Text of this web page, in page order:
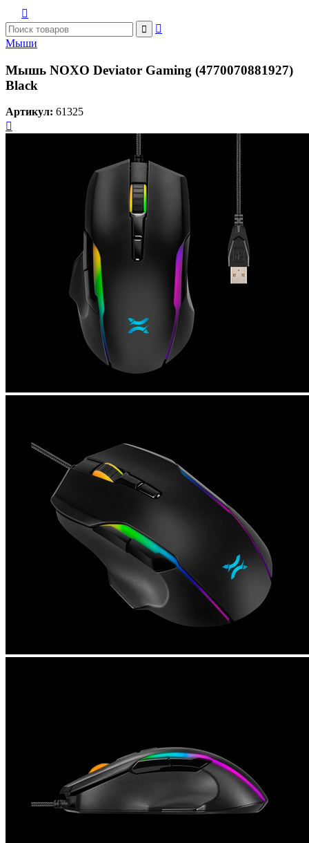



Мыши
Мышь NOXO Deviator Gaming (4770070881927)
Black
Артикул: 61325
